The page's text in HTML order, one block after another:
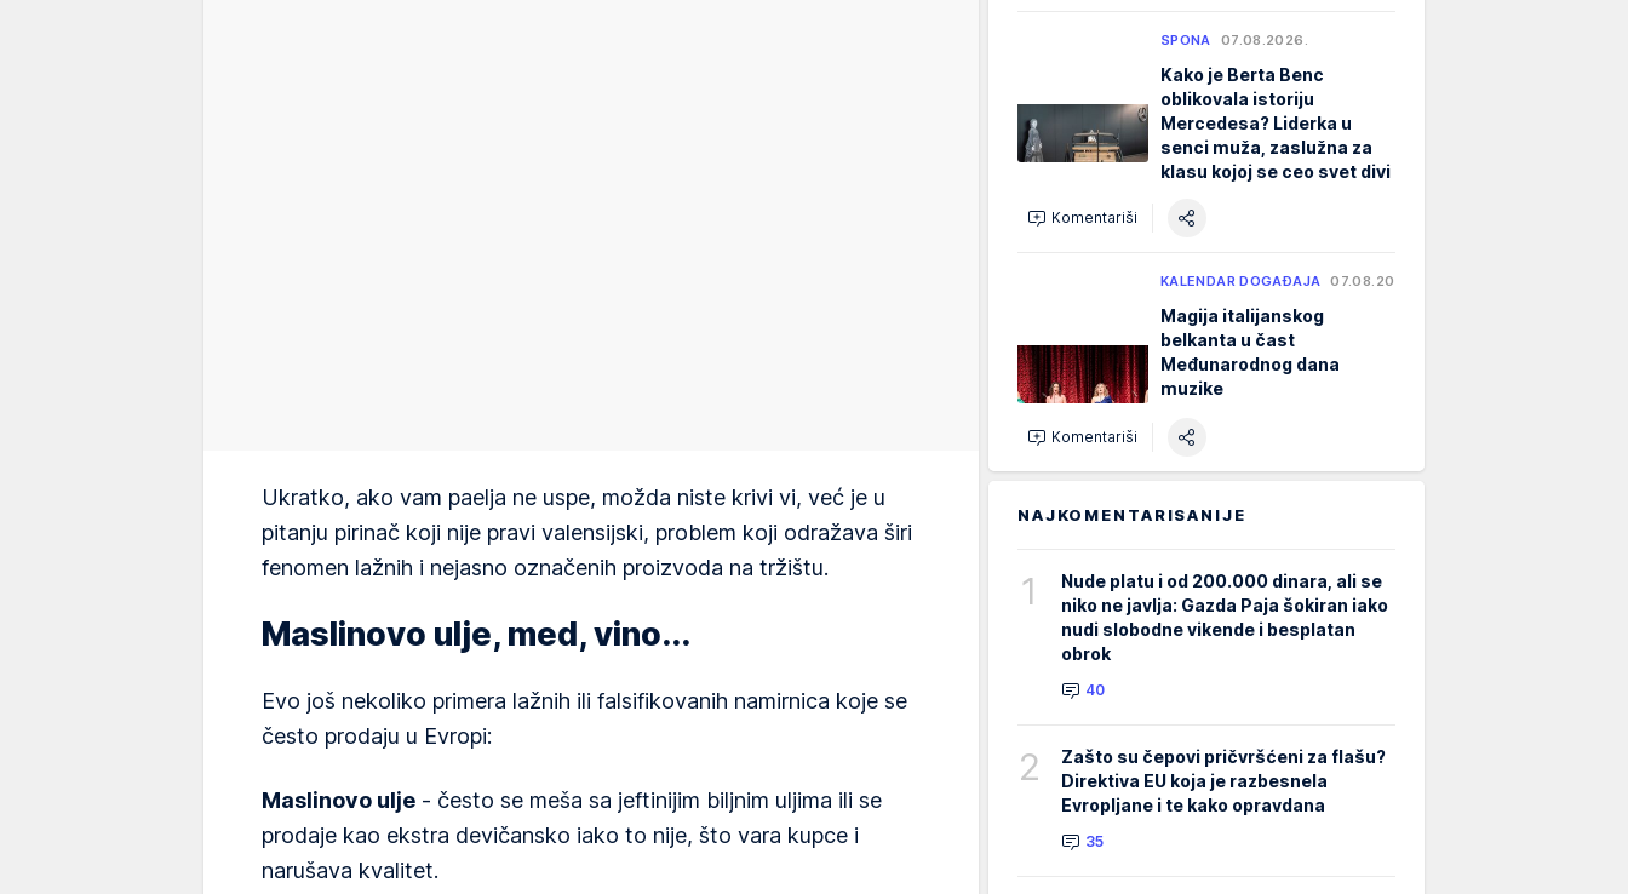
Ukratko, ako vam paelja ne uspe, možda niste krivi vi, već je u
pitanju pirinač koji nije pravi valensijski, problem koji odražava širi
fenomen lažnih i nejasno označenih proizvoda na tržištu.
Maslinovo ulje, med, vino...
Evo još nekoliko primera lažnih ili falsifikovanih namirnica koje se
često prodaju u Evropi:
Maslinovo ulje - često se meša sa jeftinijim biljnim uljima ili se
prodaje kao ekstra devičansko iako to nije, što varа kupce i
narušava kvalitet.
SPONA 07.08.2026.
Kako je Berta Benc
oblikovala istoriju
Mercedesa? Liderka u
senci muža, zaslužna za
klasu kojoj se ceo svet divi
Komentariši
KALENDAR DOGAĐAJA 07.08.2026.
Magija italijanskog
belkanta u čast
Međunarodnog dana
muzike
Komentariši
NAJKOMENTARISANIJE
1
Nude platu i od 200.000 dinara, ali se
niko ne javlja: Gazda Paja šokiran iako
nudi slobodne vikende i besplatan
obrok
40
2
Zašto su čepovi pričvršćeni za flašu?
Direktiva EU koja je razbesnela
Evropljane i te kako opravdana
35